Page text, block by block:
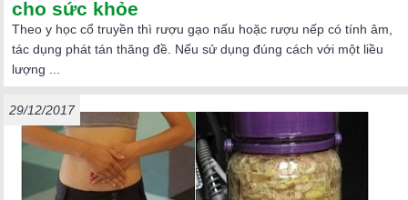
cho sức khỏe
Theo y học cổ truyền thì rượu gạo nấu hoặc rượu nếp có tính âm,
tác dụng phát tán thăng đề. Nếu sử dụng đúng cách với một liều
lượng ...
29/12/2017